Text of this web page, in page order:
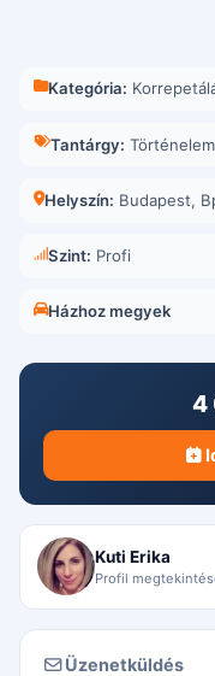
Kategória:
Tantárgy: Történelem
Helyszín: Budapest,
Szint: Profi
Házhoz megyek
4
Kuti Erika
Profil
Üzenetküldés